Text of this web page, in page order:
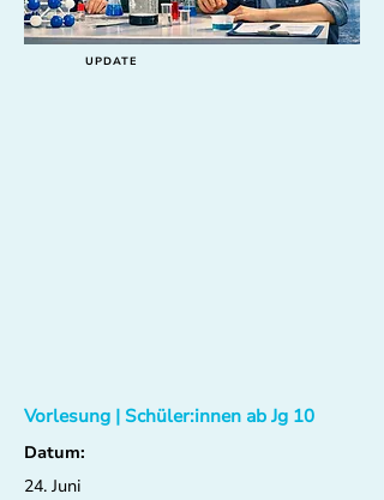
UPDATE
Vorlesung | Schüler:innen ab Jg 10
Datum:
24. Juni